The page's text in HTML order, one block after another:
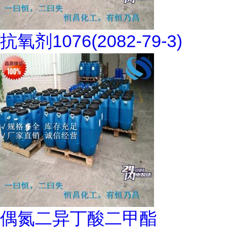
抗氧剂1076(2082-79-3)
偶氮二异丁酸二甲酯